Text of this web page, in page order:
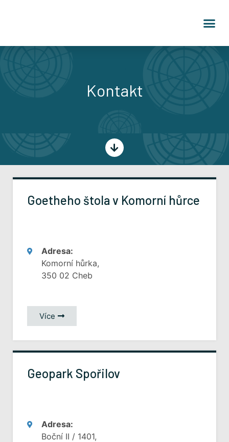
Kontakt
Goetheho štola v Komorní hůrce
Adresa:
Komorní hůrka,
350 02 Cheb
Více
Geopark Spořilov
Adresa:
Boční II / 1401,